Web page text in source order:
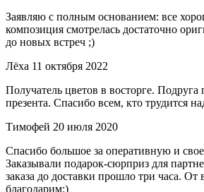
Заявляю с полным основанием: все
композиция смотрелась достаточно
до новых встреч ;)
Лёха 11 октября 2022
Получатель цветов в восторге. Подруга
презента. Спасибо всем, кто трудится
Тимофей 20 июля 2020
Спасибо большое за оперативную и
Заказывали подарок-сюрприз для
заказа до доставки прошло три часа. От
благодарим:)